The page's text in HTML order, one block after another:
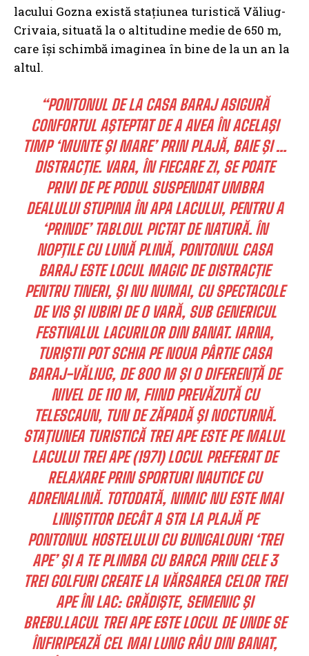
lacului Gozna există staţiunea turistică Văliug-
Crivaia, situată la o altitudine medie de 650 m,
care îşi schimbă imaginea în bine de la un an la
altul.
“PONTONUL DE LA CASA BARAJ ASIGURĂ
CONFORTUL AŞTEPTAT DE A AVEA ÎN ACELAŞI
TIMP ‘MUNTE ŞI MARE’ PRIN PLAJĂ, BAIE ŞI …
DISTRACŢIE. VARA, ÎN FIECARE ZI, SE POATE
PRIVI DE PE PODUL SUSPENDAT UMBRA
DEALULUI STUPINA ÎN APA LACULUI, PENTRU A
‘PRINDE’ TABLOUL PICTAT DE NATURĂ. ÎN
NOPŢILE CU LUNĂ PLINĂ, PONTONUL CASA
BARAJ ESTE LOCUL MAGIC DE DISTRACŢIE
PENTRU TINERI, ŞI NU NUMAI, CU SPECTACOLE
DE VIS ŞI IUBIRI DE O VARĂ, SUB GENERICUL
FESTIVALUL LACURILOR DIN BANAT. IARNA,
TURIŞTII POT SCHIA PE NOUA PÂRTIE CASA
BARAJ-VĂLIUG, DE 800 M ŞI O DIFERENŢĂ DE
NIVEL DE 110 M, FIIND PREVĂZUTĂ CU
TELESCAUN, TUN DE ZĂPADĂ ŞI NOCTURNĂ.
STAŢIUNEA TURISTICĂ TREI APE ESTE PE MALUL
LACULUI TREI APE (1971) LOCUL PREFERAT DE
RELAXARE PRIN SPORTURI NAUTICE CU
ADRENALINĂ. TOTODATĂ, NIMIC NU ESTE MAI
LINIŞTITOR DECÂT A STA LA PLAJĂ PE
PONTONUL HOSTELULUI CU BUNGALOURI ‘TREI
APE’ ŞI A TE PLIMBA CU BARCA PRIN CELE 3
TREI GOLFURI CREATE LA VĂRSAREA CELOR TREI
APE ÎN LAC: GRĂDIŞTE, SEMENIC ŞI
BREBU.LACUL TREI APE ESTE LOCUL DE UNDE SE
ÎNFIRIPEAZĂ CEL MAI LUNG RÂU DIN BANAT,